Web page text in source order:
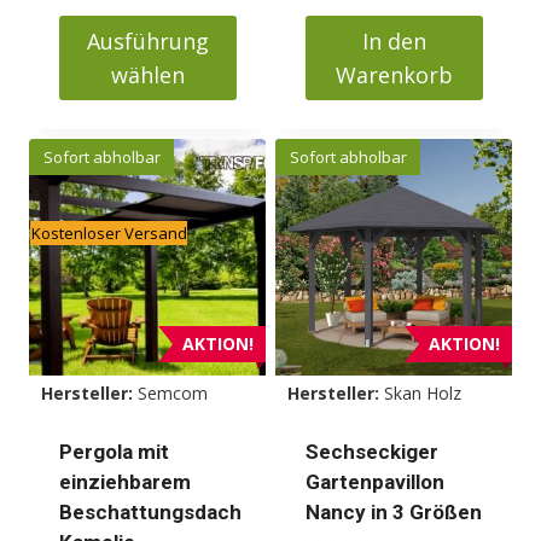
bis
2464000 Ft
Ausführung
wählen
Produkt
weist
mehrere
Varianten
auf.
Die
Optionen
können
auf
der
Produktseite
gewählt
In den
Warenkorb
AKTION!
Sofort abholbar
Kostenloser Versand
Hersteller: Semcom
Pergola mit
einziehbarem
Beschattungsdach
AKTION!
Sofort abholbar
Hersteller: Skan Holz
Sechseckiger
Gartenpavillon
Nancy in 3 Größen